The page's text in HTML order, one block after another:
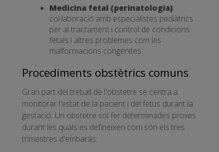
Medicina fetal (perinatologia):
col·laboració amb especialistes pediàtrics
per al tractament i control de condicions
fetals i altres problemes com les
malformacions congènites.
Procediments obstètrics comuns
Gran part del treball de l'obstetre se centra a
monitorar l'estat de la pacient i del fetus durant la
gestació. Un obstetre sol fer determinades proves
durant les quals es defineixen com són els tres
trimestres d'embaràs: